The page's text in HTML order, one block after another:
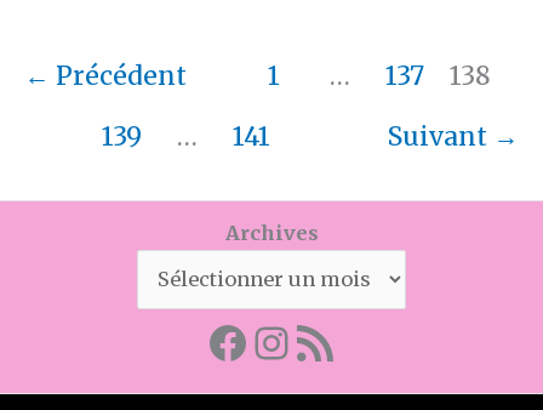
aventures!
← Précédent 1 … 137
138
139
… 141 Suivant →
Archives
Facebook
Mon instagram
Abonnez-vous par RSS